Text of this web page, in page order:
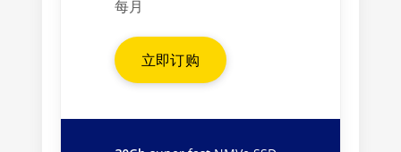
每月
立即订购